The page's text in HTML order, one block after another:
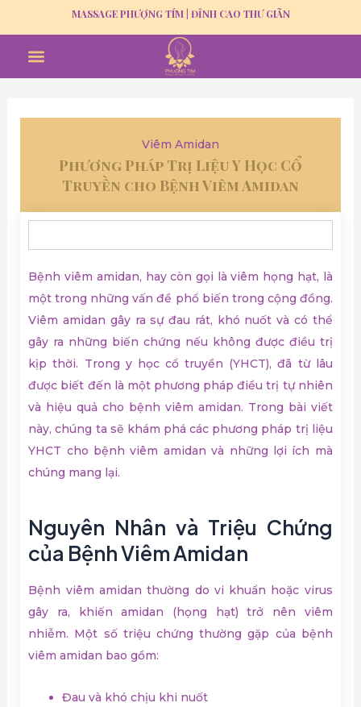
to
content
MASSAGE PHƯỢNG TÍM | ĐỈNH CAO THƯ GIÃN
Menu
Viêm Amidan
Phương Pháp Trị Liệu Y Học Cổ
Truyền cho Bệnh Viêm Amidan
Bệnh viêm amidan, hay còn gọi là viêm họng hạt, là
một trong những vấn đề phổ biến trong cộng đồng.
Viêm amidan gây ra sự đau rát, khó nuốt và có thể
gây ra những biến chứng nếu không được điều trị
kịp thời. Trong y học cổ truyền (YHCT), đã từ lâu
được biết đến là một phương pháp điều trị tự nhiên
và hiệu quả cho bệnh viêm amidan. Trong bài viết
này, chúng ta sẽ khám phá các phương pháp trị liệu
YHCT cho bệnh viêm amidan và những lợi ích mà
chúng mang lại.
Nguyên Nhân và Triệu Chứng
của Bệnh Viêm Amidan
Bệnh viêm amidan thường do vi khuẩn hoặc virus
gây ra, khiến amidan (họng hạt) trở nên viêm
nhiễm. Một số triệu chứng thường gặp của bệnh
viêm amidan bao gồm:
Đau và khó chịu khi nuốt